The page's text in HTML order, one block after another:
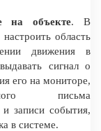
на объекте. В
область
движения в
сигнал о
его на мониторе,
письма
записи события,
в системе.